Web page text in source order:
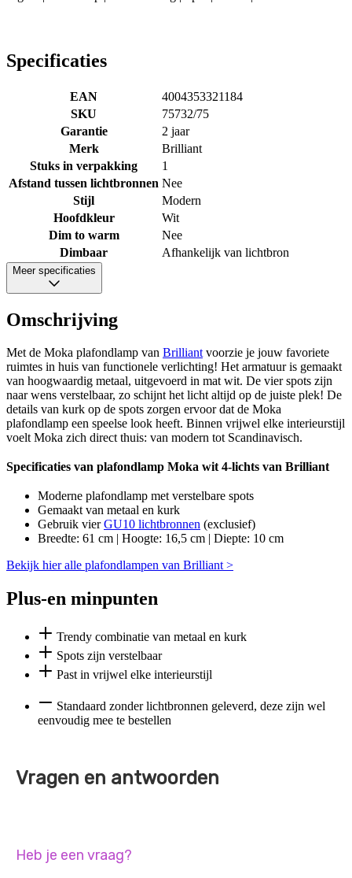
Specificaties
EAN
4004353321184
SKU
75732/75
Garantie
2 jaar
Merk
Brilliant
Stuks in verpakking
1
Afstand tussen lichtbronnen Nee
Stijl
Modern
Hoofdkleur
Wit
Dim to warm
Nee
Dimbaar
Afhankelijk van lichtbron
Meer specificaties
Omschrijving
Met de Moka plafondlamp van Brilliantvoorzie je jouw favoriete
ruimtes in huis van functionele verlichting! Het armatuur is gemaakt
van hoogwaardig metaal, uitgevoerd in mat wit. De vier spots zijn
naar wens verstelbaar, zo schijnt het licht altijd op de juiste plek! De
details van kurk op de spots zorgen ervoor dat de Moka
plafondlamp een speelse look heeft. Binnen vrijwel elke interieurstijl
voelt Moka zich direct thuis: van modern tot Scandinavisch.
Specificaties van plafondlamp Moka wit 4-lichts van Brilliant
Moderne plafondlamp met verstelbare spots
Gemaakt van metaal en kurk
Gebruik vierGU10 lichtbronnen (exclusief)
Breedte: 61 cm | Hoogte: 16,5 cm | Diepte: 10 cm
Bekijk hier alle plafondlampen van Brilliant >
Plus-en minpunten
Trendy combinatie van metaal en kurk
Spots zijn verstelbaar
Past in vrijwel elke interieurstijl
Standaard zonder lichtbronnen geleverd, deze zijn wel
eenvoudig mee te bestellen
Vragen en antwoorden
Heb je een vraag?